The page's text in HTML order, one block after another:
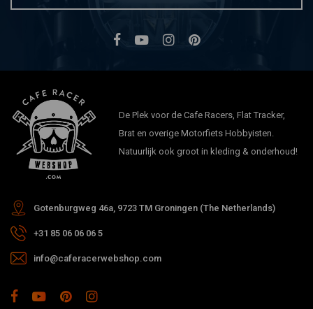
De Plek voor de Cafe Racers, Flat Tracker,
Brat en overige Motorfiets Hobbyisten.
Natuurlijk ook groot in kleding & onderhoud!
Gotenburgweg 46a, 9723 TM Groningen (The Netherlands)
+31 85 06 06 06 5
info@caferacerwebshop.com